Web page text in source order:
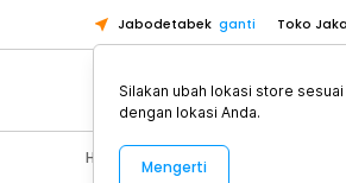
Jabodetabek ganti Toko
Toko
Toko
Pick n
Pick n Go
Home Appliance
Silakan ubah lokasi store sesuai
dengan lokasi Anda.
Mengerti